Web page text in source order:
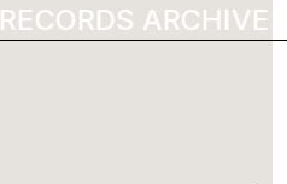
ARCHIVES